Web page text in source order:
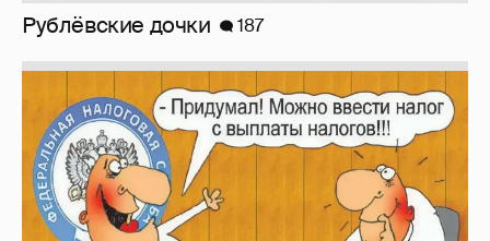
Рублёвские дочки 187